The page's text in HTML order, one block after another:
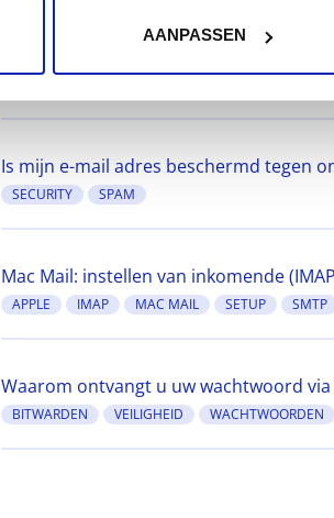
AANPASSEN
Is mijn e-mail adres beschermd tegen
SECURITY SPAM
Mac Mail: instellen van inkomende
APPLE IMAP MAC MAIL SETUP SMTP
Waarom ontvangt u uw wachtwoord
BITWARDEN VEILIGHEID WACHTWOORDEN